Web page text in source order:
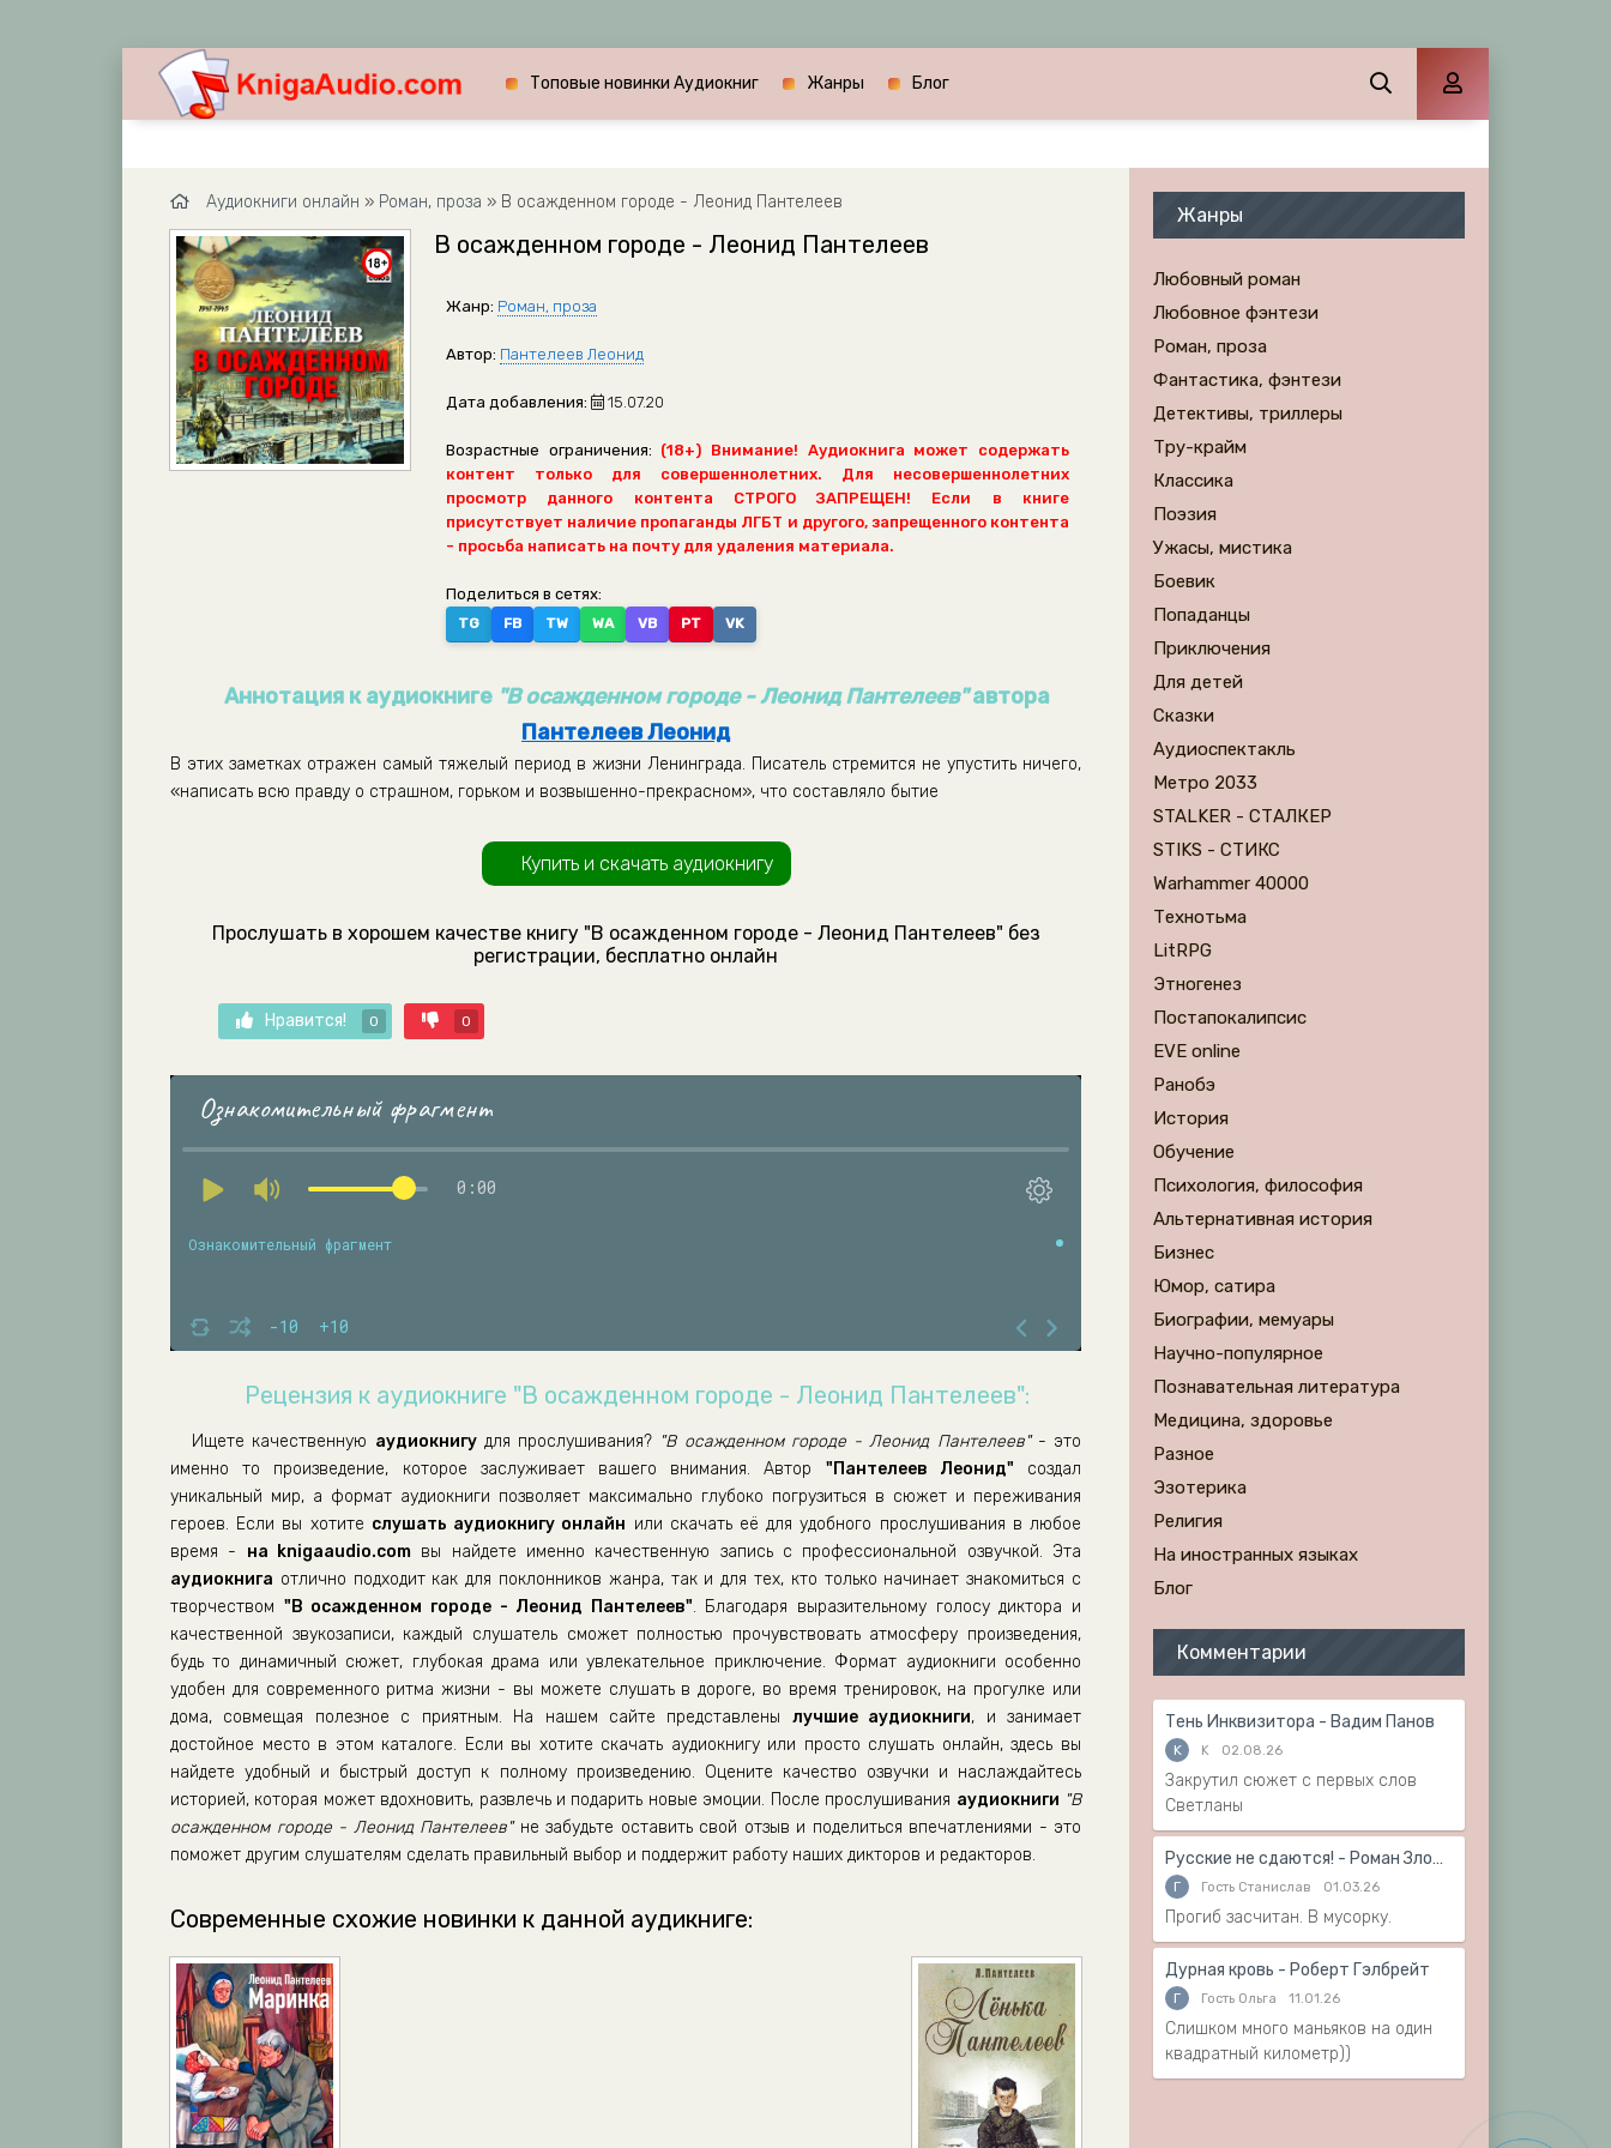
Топовые новинки Аудиокниг Жанры Блог
Аудиокниги онлайн » Роман, проза » В осажденном городе - Леонид Пантелеев
В осажденном городе - Леонид Пантелеев
Жанр: Роман, проза
Автор: Пантелеев Леонид
Дата добавления: 15.07.20
Возрастные ограничения: (18+) Внимание! Аудиокнига может содержать
контент только для совершеннолетних. Для несовершеннолетних
просмотр данного контента СТРОГО ЗАПРЕЩЕН! Если в книге
присутствует наличие пропаганды ЛГБТ и другого, запрещенного контента
- просьба написать на почту для удаления материала.
Поделиться в сетях:
TG FB TW WA VB PT VK
Аннотация к аудиокниге "В осажденном городе - Леонид Пантелеев"автора
Пантелеев Леонид
В этих заметках отражен самый тяжелый период в жизни Ленинграда. Писатель стремится не упустить ничего,
«написать всю правду о страшном, горьком и возвышенно-прекрасном», что составляло бытие
Купить и скачать аудиокнигу
Прослушать в хорошем качестве книгу "В осажденном городе - Леонид Пантелеев" без
регистрации, бесплатно онлайн
Нравится! 0 0
Ознакомительный фрагмент
0:00
-10 +10
Ознакомительный фрагмент
Рецензия к аудиокниге "В осажденном городе - Леонид Пантелеев":
Ищете качественную аудиокнигудля прослушивания? "В осажденном городе - Леонид Пантелеев"- это
именно то произведение, которое заслуживает вашего внимания. Автор "Пантелеев Леонид" создал
уникальный мир, а формат аудиокниги позволяет максимально глубоко погрузиться в сюжет и переживания
героев. Если вы хотите слушать аудиокнигу онлайн или скачать её для удобного прослушивания в любое
время - на knigaaudio.com вы найдете именно качественную запись с профессиональной озвучкой. Эта
аудиокнига отлично подходит как для поклонников жанра, так и для тех, кто только начинает знакомиться с
творчеством "В осажденном городе - Леонид Пантелеев". Благодаря выразительному голосу диктора и
качественной звукозаписи, каждый слушатель сможет полностью прочувствовать атмосферу произведения,
будь то динамичный сюжет, глубокая драма или увлекательное приключение. Формат аудиокниги особенно
удобен для современного ритма жизни - вы можете слушать в дороге, во время тренировок, на прогулке или
дома, совмещая полезное с приятным. На нашем сайте представлены лучшие аудиокниги, и занимает
достойное место в этом каталоге. Если вы хотите скачать аудиокнигу или просто слушать онлайн, здесь вы
найдете удобный и быстрый доступ к полному произведению. Оцените качество озвучки и наслаждайтесь
историей, которая может вдохновить, развлечь и подарить новые эмоции. После прослушивания аудиокниги "В
осажденном городе - Леонид Пантелеев"не забудьте оставить свой отзыв и поделиться впечатлениями - это
поможет другим слушателям сделать правильный выбор и поддержит работу наших дикторов и редакторов.
Современные схожие новинки к данной аудикниге:
Жанры
Любовный роман
Любовное фэнтези
Роман, проза
Фантастика, фэнтези
Детективы, триллеры
Тру-крайм
Классика
Поэзия
Ужасы, мистика
Боевик
Попаданцы
Приключения
Для детей
Сказки
Аудиоспектакль
Метро 2033
STALKER - СТАЛКЕР
STIKS - СТИКС
Warhammer 40000
Технотьма
LitRPG
Этногенез
Постапокалипсис
EVE online
Ранобэ
История
Обучение
Психология, философия
Альтернативная история
Бизнес
Юмор, сатира
Биографии, мемуары
Научно-популярное
Познавательная литература
Медицина, здоровье
Разное
Эзотерика
Религия
На иностранных языках
Блог
Комментарии
Тень Инквизитора - Вадим Панов
K K 02.08.26
Закрутил сюжет с первых слов
Светланы
Русские не сдаются! - Роман Злотников
Г Гость Станислав 01.03.26
Прогиб засчитан. В мусорку.
Дурная кровь - Роберт Гэлбрейт
Г Гость Ольга 11.01.26
Слишком много маньяков на один
квадратный километр))